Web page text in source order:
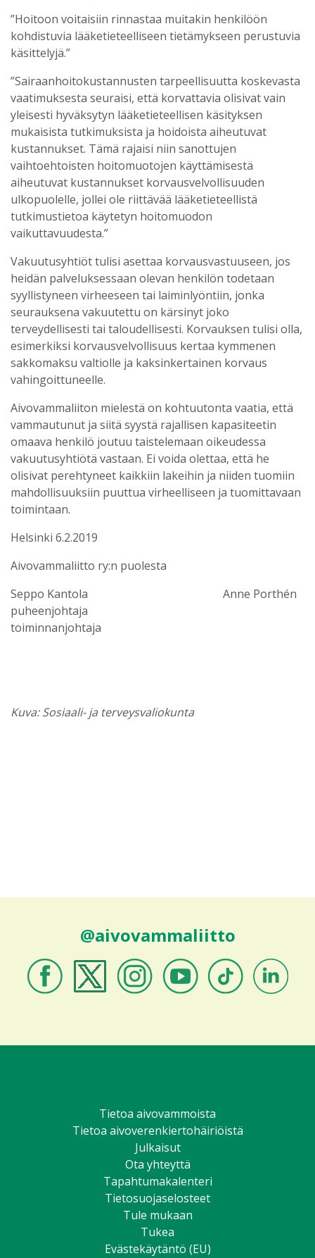
”Hoitoon voitaisiin rinnastaa muitakin henkilöön
kohdistuvia lääketieteelliseen tietämykseen perustuvia
käsittelyjä.”
”Sairaanhoitokustannusten tarpeellisuutta koskevasta
vaatimuksesta seuraisi, että korvattavia olisivat vain
yleisesti hyväksytyn lääketieteellisen käsityksen
mukaisista tutkimuksista ja hoidoista aiheutuvat
kustannukset. Tämä rajaisi niin sanottujen
vaihtoehtoisten hoitomuotojen käyttämisestä
aiheutuvat kustannukset korvausvelvollisuuden
ulkopuolelle, jollei ole riittävää lääketieteellistä
tutkimustietoa käytetyn hoitomuodon
vaikuttavuudesta.”
Vakuutusyhtiöt tulisi asettaa korvausvastuuseen, jos
heidän palveluksessaan olevan henkilön todetaan
syyllistyneen virheeseen tai laiminlyöntiin, jonka
seurauksena vakuutettu on kärsinyt joko
terveydellisesti tai taloudellisesti. Korvauksen tulisi olla,
esimerkiksi korvausvelvollisuus kertaa kymmenen
sakkomaksu valtiolle ja kaksinkertainen korvaus
vahingoittuneelle.
Aivovammaliiton mielestä on kohtuutonta vaatia, että
vammautunut ja siitä syystä rajallisen kapasiteetin
omaava henkilö joutuu taistelemaan oikeudessa
vakuutusyhtiötä vastaan. Ei voida olettaa, että he
olisivat perehtyneet kaikkiin lakeihin ja niiden tuomiin
mahdollisuuksiin puuttua virheelliseen ja tuomittavaan
toimintaan.
Helsinki 6.2.2019
Aivovammaliitto ry:n puolesta
Seppo Kantola Anne Porthén
puheenjohtaja
toiminnanjohtaja
Kuva: Sosiaali- ja terveysvaliokunta
@aivovammaliitto
Tietoa aivovammoista
Tietoa aivoverenkiertohäiriöistä
Julkaisut
Ota yhteyttä
Tapahtumakalenteri
Tietosuojaselosteet
Tule mukaan
Tukea
Evästekäytäntö (EU)